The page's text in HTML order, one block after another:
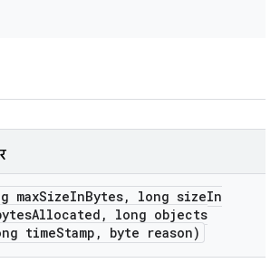
maxSizeInBytes, long sizeIn
Allocated ,
long objects
timeStamp , byte reason)